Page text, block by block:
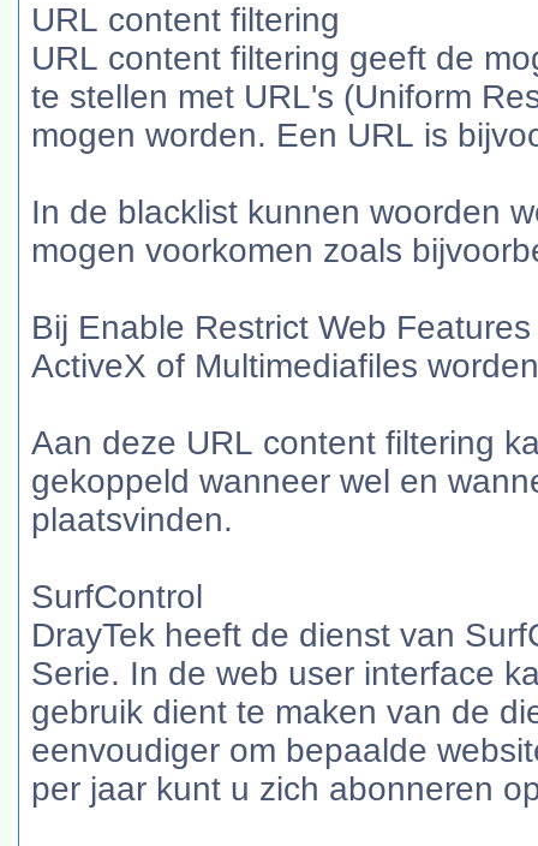
URL content filtering
URL content filtering geeft de
te stellen met URL's (Uniform
mogen worden. Een URL is
In de blacklist kunnen woorden
mogen voorkomen zoals
Bij Enable Restrict Web
ActiveX of Multimediafiles
Aan deze URL content filtering
gekoppeld wanneer wel en
plaatsvinden.
SurfControl
DrayTek heeft de dienst van
Serie. In de web user interface
gebruik dient te maken van de
eenvoudiger om bepaalde
per jaar kunt u zich abonneren